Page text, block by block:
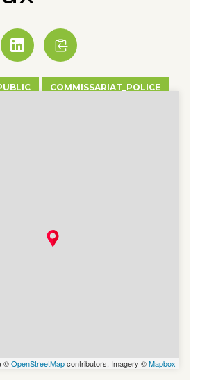
COMMISSARIAT_POLICE
©OpenStreetMapcontributors, Imagery ©Mapbox